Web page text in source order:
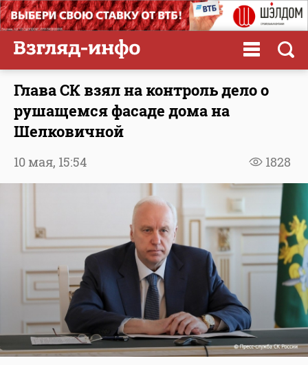
Глава СК взял на контроль дело о
рушащемся фасаде дома на
Шелковичной
1828
10 мая, 15:54